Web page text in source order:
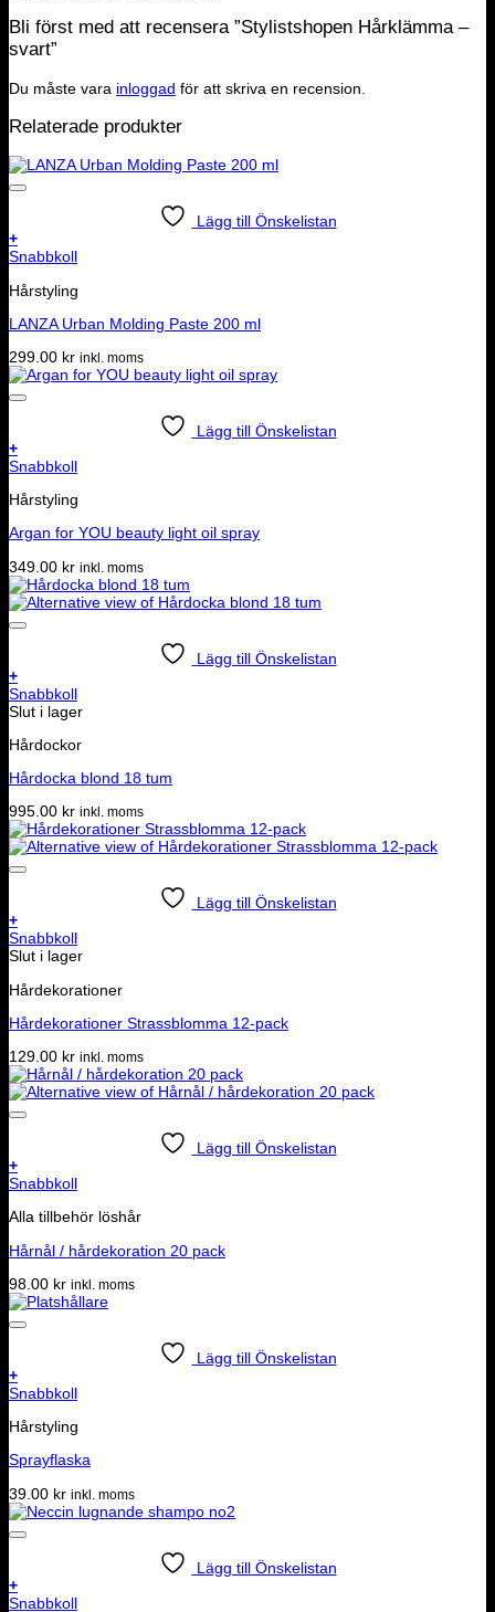
Bli först med att recensera ”Stylistshopen Hårklämma –
svart”
Du måste vara inloggad för att skriva en recension.
Relaterade produkter
Lägg till Önskelistan
+
Snabbkoll
Hårstyling
LANZA Urban Molding Paste 200 ml
299.00 kr inkl. moms
Lägg till Önskelistan
+
Snabbkoll
Hårstyling
Argan for YOU beauty light oil spray
349.00 kr inkl. moms
Lägg till Önskelistan
+
Snabbkoll
Slut i lager
Hårdockor
Hårdocka blond 18 tum
995.00 kr inkl. moms
Lägg till Önskelistan
+
Snabbkoll
Slut i lager
Hårdekorationer
Hårdekorationer Strassblomma 12-pack
129.00 kr inkl. moms
Lägg till Önskelistan
+
Snabbkoll
Alla tillbehör löshår
Hårnål / hårdekoration 20 pack
98.00 kr inkl. moms
Lägg till Önskelistan
+
Snabbkoll
Hårstyling
Sprayflaska
39.00 kr inkl. moms
Lägg till Önskelistan
+
Snabbkoll